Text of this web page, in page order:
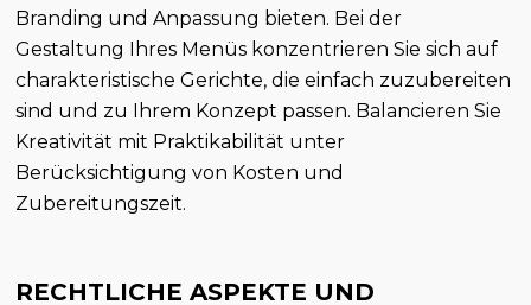
Branding und Anpassung bieten. Bei der
Gestaltung Ihres Menüs konzentrieren Sie sich auf
charakteristische Gerichte, die einfach zuzubereiten
sind und zu Ihrem Konzept passen. Balancieren Sie
Kreativität mit Praktikabilität unter
Berücksichtigung von Kosten und
Zubereitungszeit.
RECHTLICHE ASPEKTE UND